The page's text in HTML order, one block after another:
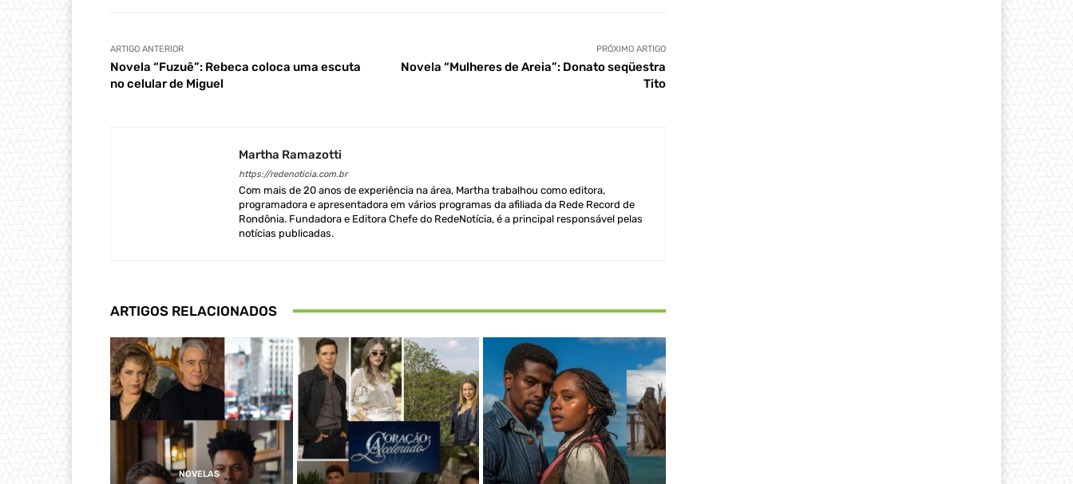
ARTIGO ANTERIOR
Novela “Fuzuê”: Rebeca coloca uma escuta
no celular de Miguel
PRÓXIMO ARTIGO
Novela “Mulheres de Areia”: Donato seqüestra
Tito
Martha Ramazotti
https://redenoticia.com.br
Com mais de 20 anos de experiência na área, Martha trabalhou como editora,
programadora e apresentadora em vários programas da afiliada da Rede Record de
Rondônia. Fundadora e Editora Chefe do RedeNotícia, é a principal responsável pelas
notícias publicadas.
ARTIGOS RELACIONADOS
NOVELAS